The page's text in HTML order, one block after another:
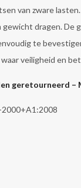
van zware
dragen.
te
veiligheid en
geretourneerd –
2000+A1:2008